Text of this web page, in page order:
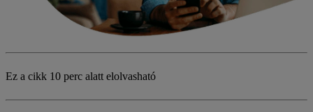
Ez a cikk 10 perc alatt elolvasható